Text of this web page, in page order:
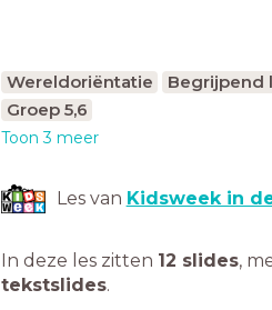
Wereldoriëntatie Begrijpend
Groep 5,6
Toon 3 meer
Les van Kidsweek in
In deze les zitten 12 slides,
tekstslides.